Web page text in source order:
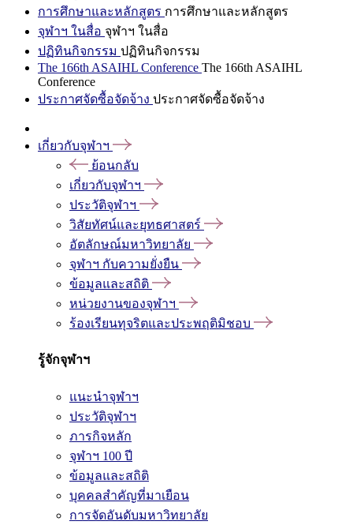
การศึกษาและหลักสูตร การศึกษาและหลักสูตร
จุฬาฯ ในสื่อ จุฬาฯ ในสื่อ
ปฏิทินกิจกรรม ปฏิทินกิจกรรม
The 166th ASAIHL Conference The 166th ASAIHL
Conference
ประกาศจัดซื้อจัดจ้าง ประกาศจัดซื้อจัดจ้าง
เกี่ยวกับจุฬาฯ
ย้อนกลับ
เกี่ยวกับจุฬาฯ
ประวัติจุฬาฯ
วิสัยทัศน์และยุทธศาสตร์
อัตลักษณ์มหาวิทยาลัย
จุฬาฯ กับความยั่งยืน
ข้อมูลและสถิติ
หน่วยงานของจุฬาฯ
ร้องเรียนทุจริตและประพฤติมิชอบ
รู้จักจุฬาฯ
แนะนำจุฬาฯ
ประวัติจุฬาฯ
ภารกิจหลัก
จุฬาฯ 100 ปี
ข้อมูลและสถิติ
บุคคลสำคัญที่มาเยือน
การจัดอันดับมหาวิทยาลัย